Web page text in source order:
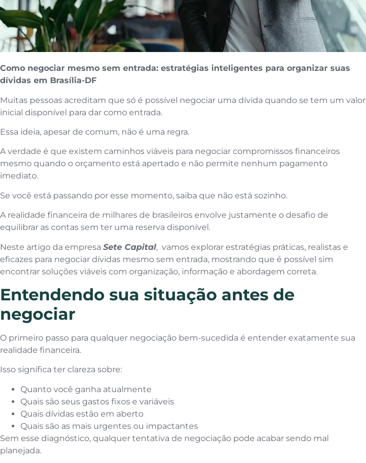
Como negociar mesmo sem entrada: estratégias inteligentes para organizar suas
dívidas em Brasília-DF
Muitas pessoas acreditam que só é possível negociar uma dívida quando se tem um valor
inicial disponível para dar como entrada.
Essa ideia, apesar de comum, não é uma regra.
A verdade é que existem caminhos viáveis para negociar compromissos financeiros
mesmo quando o orçamento está apertado e não permite nenhum pagamento
imediato.
Se você está passando por esse momento, saiba que não está sozinho.
A realidade financeira de milhares de brasileiros envolve justamente o desafio de
equilibrar as contas sem ter uma reserva disponível.
Neste artigo da empresa Sete Capital, vamos explorar estratégias práticas, realistas e
eficazes para negociar dívidas mesmo sem entrada, mostrando que é possível sim
encontrar soluções viáveis com organização, informação e abordagem correta.
Entendendo sua situação antes de
negociar
O primeiro passo para qualquer negociação bem-sucedida é entender exatamente sua
realidade financeira.
Isso significa ter clareza sobre:
Quanto você ganha atualmente
Quais são seus gastos fixos e variáveis
Quais dívidas estão em aberto
Quais são as mais urgentes ou impactantes
Sem esse diagnóstico, qualquer tentativa de negociação pode acabar sendo mal
planejada.